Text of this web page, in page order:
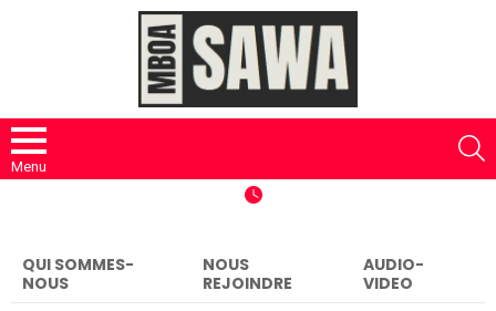
Menu
QUI SOMMES-
NOUS
NOUS
REJOINDRE
AUDIO-
VIDEO